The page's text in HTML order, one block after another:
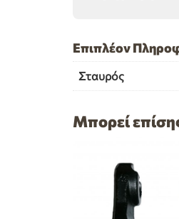
Επιπλέον
Σταυρός
Μπορεί